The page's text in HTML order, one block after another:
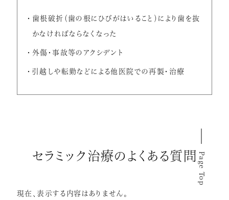
歯根破折（歯の根にひびがはいること）により歯を抜
かなければならなくなった
外傷・事故等のアクシデント
引越しや転勤などによる他医院での再製・治療
セラミック治療のよくある質問
現在、表示する内容はありません。
Page Top